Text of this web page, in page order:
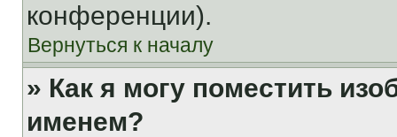
конференции).
Вернуться к началу
» Как я могу поместить
именем?